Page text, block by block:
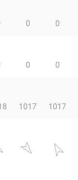
0 0
0 0
1017 1017